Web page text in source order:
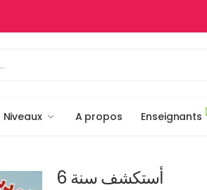
Niveaux A propos Enseignants
أستكشف سنة 6